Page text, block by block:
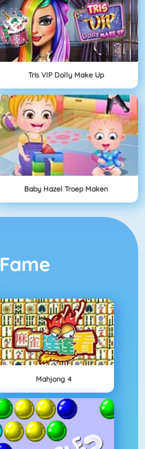
Tris VIP Dolly Make Up
Baby Hazel Troep Maken
Fame
Mahjong 4